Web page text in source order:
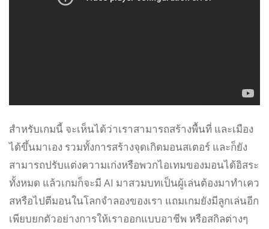
สำหรับเกมนี้ จะเห็นได้ว่าเราสามารถสร้างพื้นที่ และเมือง
ได้ขึ้นมาเอง รวมทั้งการสร้างจุดเกิดมอนสเตอร์ และก็ยัง
สามารถปรับแต่งความเก่งหรือพวกไอเทมของมอนได้อิสระ
ทั้งหมด แล้วเกมก็จะมี AI มาสวมบทเป็นผู้เล่นต้องมาทำเคว
สหรือไปตีมอนในโลกจำลองของเรา แถมเกมยังมีลูกเล่นอีก
เพียบยกตัวอย่างการให้เราออกแบบอาชีพ หรือสกิลต่างๆ